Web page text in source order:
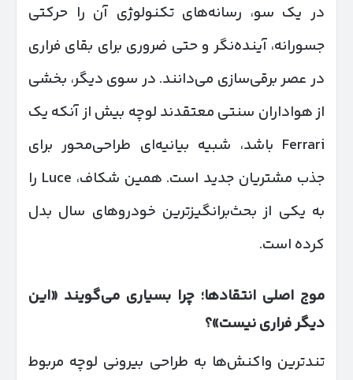
در یک سو، رسانه‌های تکنولوژی آن را حرکتی
جسورانه، آینده‌نگر و حتی ضروری برای بقای فراری
در عصر برقی‌سازی می‌دانند. در سوی دیگر، بخشی
از هواداران سنتی معتقدند لوچه بیش از آنکه یک
Ferrari باشد، شبیه بیانیه‌ای طراحی‌محور برای
جذب مشتریان جدید است. همین شکاف، Luce را
به یکی از بحث‌برانگیزترین خودروهای سال بدل
کرده است.
موج اصلی انتقادها؛ چرا بسیاری می‌گویند «این
دیگر فراری نیست»؟
تندترین واکنش‌ها به طراحی بیرونی لوچه مربوط